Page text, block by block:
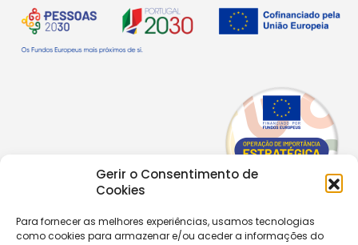
Gerir o Consentimento de
Cookies
Para fornecer as melhores experiências, usamos tecnologias
como cookies para armazenar e/ou aceder a informações do
Copyright © 2026 |Equipa de Comunicação Digital